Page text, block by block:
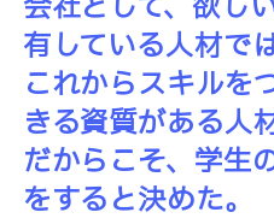
有している人材で
これからスキルを
きる資質がある人
だからこそ、学生
をすると決めた。